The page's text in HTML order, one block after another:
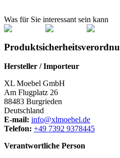
Was für Sie interessant sein kann
Hersteller / Importeur
XL Moebel GmbH
Am Flugplatz 26
88483 Burgrieden
Deutschland
E-mail: info@xlmoebel.de
Telefon: +49 7392 9378445
Verantwortliche Person